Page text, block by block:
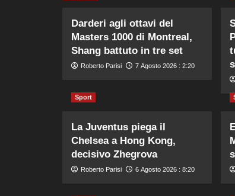
Darderi agli ottavi del
Masters 1000 di Montreal,
Shang battuto in tre set
Roberto Parisi 7 Agosto 2026 : 2:20
Sport
La Juventus piega il
Chelsea a Hong Kong,
decisivo Zhegrova
Roberto Parisi 6 Agosto 2026 : 8:20